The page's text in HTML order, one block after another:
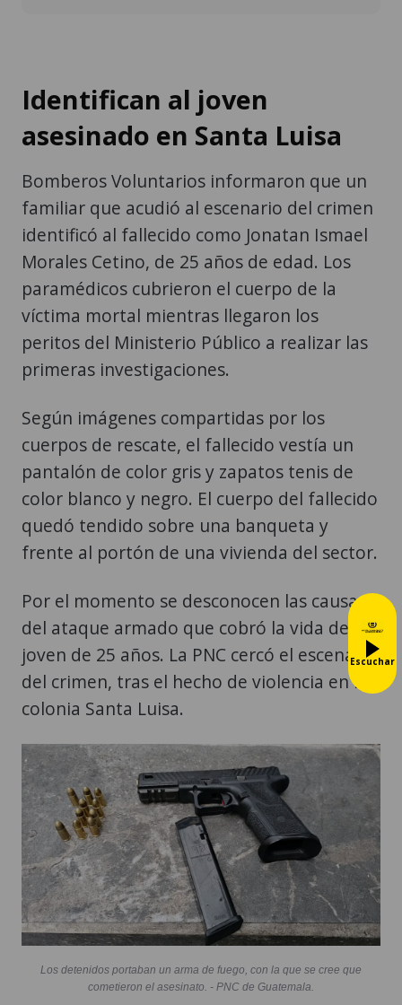
Identifican al joven
asesinado en Santa Luisa
Bomberos Voluntarios informaron que un
familiar que acudió al escenario del crimen
identificó al fallecido como Jonatan Ismael
Morales Cetino, de 25 años de edad. Los
paramédicos cubrieron el cuerpo de la
víctima mortal mientras llegaron los
peritos del Ministerio Público a realizar las
primeras investigaciones.
Según imágenes compartidas por los
cuerpos de rescate, el fallecido vestía un
pantalón de color gris y zapatos tenis de
color blanco y negro. El cuerpo del fallecido
quedó tendido sobre una banqueta y
frente al portón de una vivienda del sector.
Por el momento se desconocen las causas
del ataque armado que cobró la vida del
joven de 25 años. La PNC cercó el escenario
del crimen, tras el hecho de violencia en la
colonia Santa Luisa.
Los detenidos portaban un arma de fuego, con la que se cree que
cometieron el asesinato. - PNC de Guatemala.
Escuchar